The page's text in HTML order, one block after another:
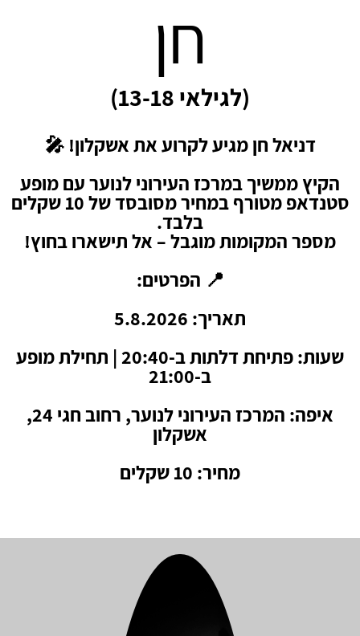
חן
(לגילאי 13-18)
דניאל חן מגיע לקרוע את אשקלון! 🎤
הקיץ ממשיך במרכז העירוני לנוער עם מופע
סטנדאפ מטורף במחיר מסובסד של 10 שקלים
בלבד.
מספר המקומות מוגבל – אל תישארו בחוץ!
📍 הפרטים:
תאריך: 5.8.2026
שעות: פתיחת דלתות ב-20:40 | תחילת מופע
ב-21:00
איפה: המרכז העירוני לנוער, רחוב חגי 24,
אשקלון
מחיר: 10 שקלים